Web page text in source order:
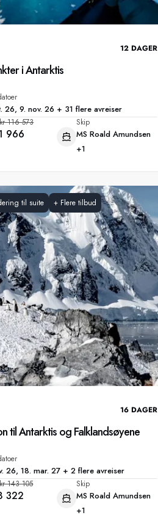
12 DAGER
i Antarktis
26, 9. nov. 26 + 31 flere avreiser
kr 116 573
966
Skip
MS Roald Amundsen
+1
til suite + Flere tilbud
16 DAGER
til Antarktis og Falklandsøyene
26, 18. mar. 27 + 2 flere avreiser
kr 143 105
322
Skip
MS Roald Amundsen
+1